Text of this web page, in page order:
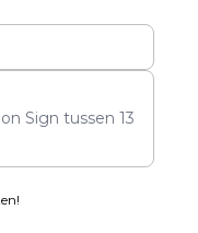
Sign tussen 13